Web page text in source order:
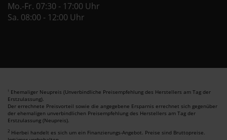
Mo.-Fr. 07:30 - 17:00 Uhr
Sa. 08:00 - 12:00 Uhr
1 Ehemaliger Neupreis (Unverbindliche Preisempfehlung des Herstellers am Tag der
Erstzulassung).
Der errechnete Preisvorteil sowie die angegebene Ersparnis errechnet sich gegenüber
der ehemaligen unverbindlichen Preisempfehlung des Herstellers am Tag der
Erstzulassung (Neupreis).
2 Hierbei handelt es sich um ein Finanzierungs-Angebot. Preise sind Bruttopreise.